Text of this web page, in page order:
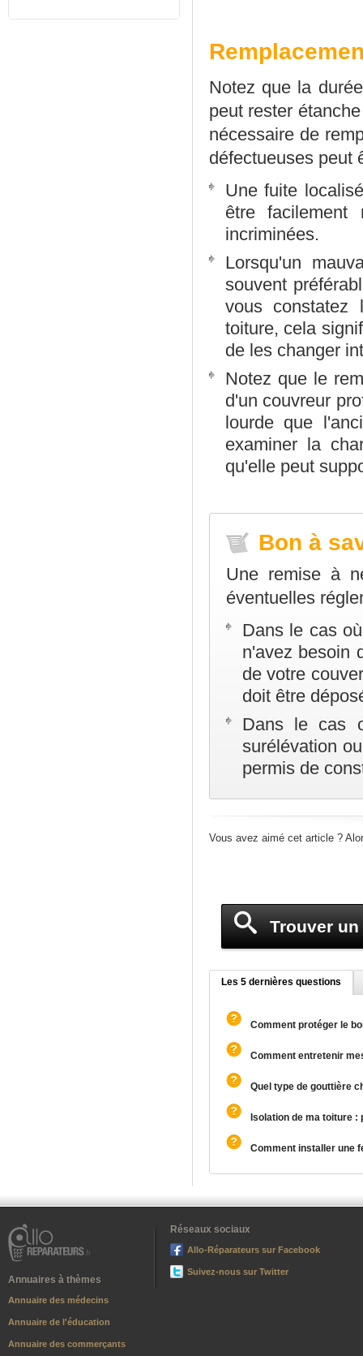
Notez que la
peut rester
nécessaire de
défectueuses peut
Une fuite
être facilement
incriminées.
Lorsqu'un
souvent
vous constatez
toiture, cela
de les changer
Notez que le
d'un couvreur
lourde que
examiner la
qu'elle peut
Bon à
Une remise à
éventuelles
Dans le cas
n'avez besoin
de votre
doit être
Dans le cas
surélévation
permis de
Vous avez aimé cet article ?
Trouver
Les 5 dernières questions
Comment protéger le
Comment entretenir
Quel type de gouttière
Isolation de ma toiture
Comment installer une
Annuaires à thèmes
Annuaire des médecins
Annuaire de l'éducation
Annuaire des commerçants
Réseaux sociaux
Allo-Réparateurs sur Facebook
Suivez-nous sur Twitter